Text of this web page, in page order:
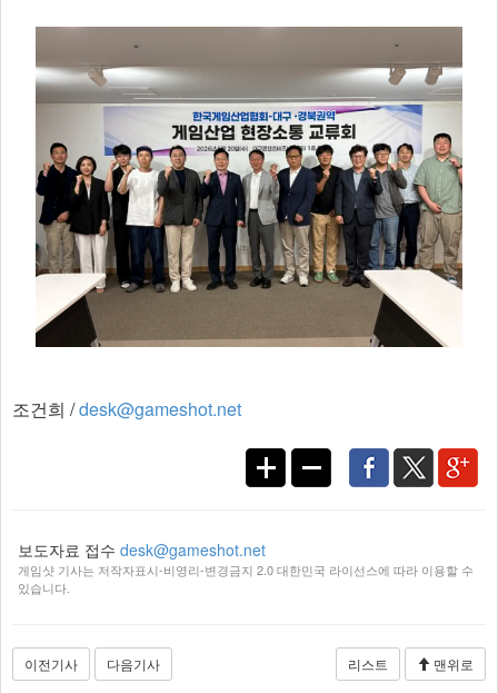
조건희 /desk@gameshot.net
보도자료 접수 desk@gameshot.net
게임샷 기사는 저작자표시-비영리-변경금지 2.0 대한민국 라이선스에 따라 이용할 수
있습니다.
이전기사 다음기사 리스트 맨위로